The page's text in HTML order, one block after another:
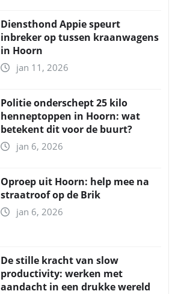
Diensthond Appie speurt
inbreker op tussen kraanwagens
in Hoorn
jan 11, 2026
Politie onderschept 25 kilo
henneptoppen in Hoorn: wat
betekent dit voor de buurt?
jan 6, 2026
Oproep uit Hoorn: help mee na
straatroof op de Brik
jan 6, 2026
De stille kracht van slow
productivity: werken met
aandacht in een drukke wereld